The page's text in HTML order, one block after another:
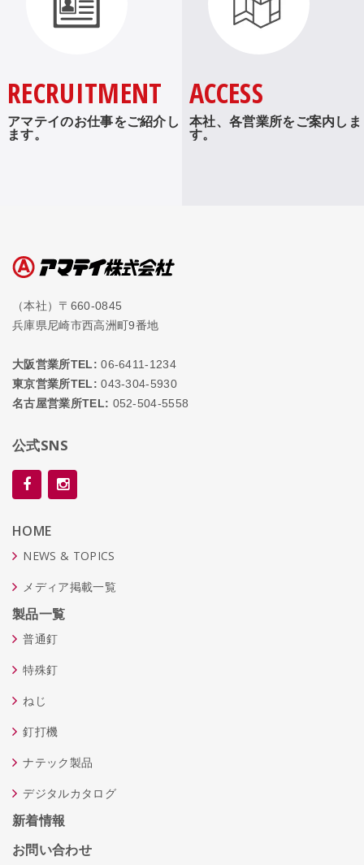
RECRUITMENT
アマテイのお仕事をご紹介し
ます。
ACCESS
本社、各営業所をご案内しま
す。
（本社）〒660-0845
兵庫県尼崎市西高洲町9番地
大阪営業所TEL: 06-6411-1234
東京営業所TEL: 043-304-5930
名古屋営業所TEL: 052-504-5558
公式SNS
HOME
NEWS & TOPICS
メディア掲載一覧
製品一覧
普通釘
特殊釘
ねじ
釘打機
ナテック製品
デジタルカタログ
新着情報
お問い合わせ